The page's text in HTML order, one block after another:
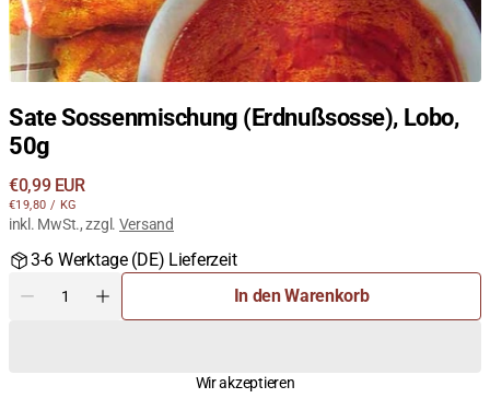
Sate Sossenmischung (Erdnußsosse), Lobo,
50g
Regulärer
Preis
€0,99 EUR
STÜCKPREIS
€19,80 / PRO
KG
inkl. MwSt., zzgl. Versand
3-6 Werktage (DE) Lieferzeit
Menge
Menge
(Erdnußsosse),
In den Warenkorb
Wir akzeptieren